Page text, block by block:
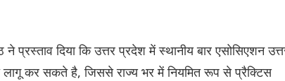
प्रस्ताव दिया कि उत्तर प्रदेश में स्थानीय बार एसोसिएशन
लागू कर सकते है, जिससे राज्य भर में नियमित रूप से प्रैक्टिस